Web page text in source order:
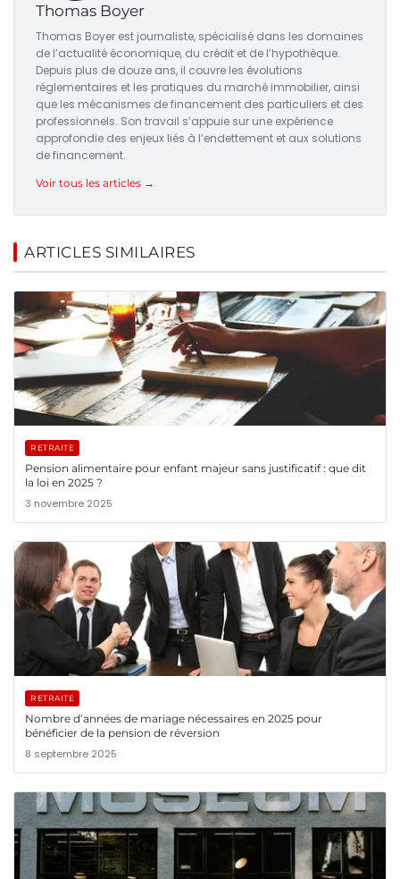
Thomas Boyer
Thomas Boyer est journaliste, spécialisé dans les domaines
de l’actualité économique, du crédit et de l’hypothèque.
Depuis plus de douze ans, il couvre les évolutions
réglementaires et les pratiques du marché immobilier, ainsi
que les mécanismes de financement des particuliers et des
professionnels. Son travail s’appuie sur une expérience
approfondie des enjeux liés à l’endettement et aux solutions
de financement.
Voir tous les articles →
ARTICLES SIMILAIRES
RETRAITE
Pension alimentaire pour enfant majeur sans justificatif : que dit
la loi en 2025 ?
3 novembre 2025
RETRAITE
Nombre d’années de mariage nécessaires en 2025 pour
bénéficier de la pension de réversion
8 septembre 2025